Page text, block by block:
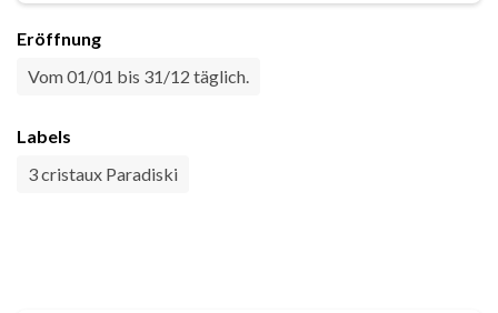
Eröffnung
Vom 01/01 bis 31/12 täglich.
Labels
3 cristaux Paradiski